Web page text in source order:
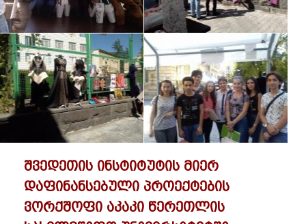
შვედეთის ინსტიტუტის მიერ
დაფინანსებული პროექტების
ვორქშოფი აკაკი წერეთლის